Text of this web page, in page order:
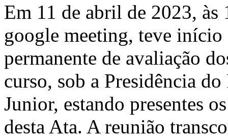
Em 11 de abril de 2023, às
google meeting, teve
permanente de avaliação
curso, sob a Presidência
Junior, estando presentes
desta Ata. A reunião